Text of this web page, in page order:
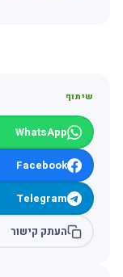
שיתוף
WhatsApp
Facebook
Telegram
העתק קישור